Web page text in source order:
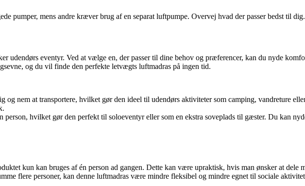
pumper, mens andre kræver brug af en separat luftpumpe. Overvej hvad der passer bedst til dig.
udendørs eventyr. Ved at vælge en, der passer til dine behov og præferencer, kan du nyde
og du vil finde den perfekte letvægts luftmadras på ingen tid.
og nem at transportere, hvilket gør den ideel til udendørs aktiviteter som camping, vandreture
person, hvilket gør den perfekt til soloeventyr eller som en ekstra soveplads til gæster. Du kan
kun kan bruges af én person ad gangen. Dette kan være upraktisk, hvis man ønsker at dele
flere personer, kan denne luftmadras være mindre fleksibel og mindre egnet til sociale